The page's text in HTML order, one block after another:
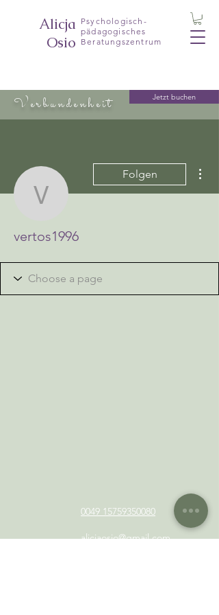
Alicja
Osio
Psychologisch-
pädagogisches
Beratungszentrum
Verbundenheit Jetzt buchen
vertos1996
Folgen
vertos1996
0049 15759350080
alicjaosio@gmail.com